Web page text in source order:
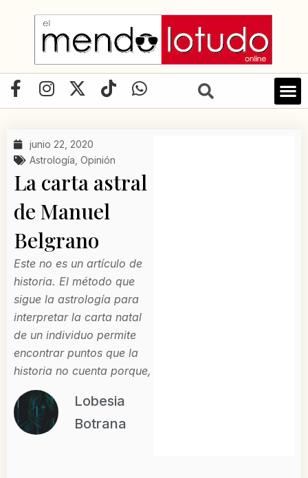
contenido
F
a
e
b
o
o
k
-
f
I
n
t
a
r
a
m
X
-
w
t
e
r
T
i
o
k
W
h
a
p
junio 22, 2020
Astrología Opinión
La carta astral
de Manuel
Belgrano
Este no es un artículo de
historia. El método que
sigue la astrología para
interpretar la carta natal
de un individuo permite
encontrar puntos que la
historia no cuenta porque,
Lobesia
Botrana